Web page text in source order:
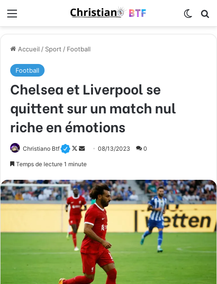
Accueil / Sport / Football
Football
Chelsea et Liverpool se
quittent sur un match nul
riche en émotions
Christiano Btf
F
l
o
w
o
n
X
o
y
e
r
u
n
c
o
u
08/13/2023 0
Temps de lecture 1 minute